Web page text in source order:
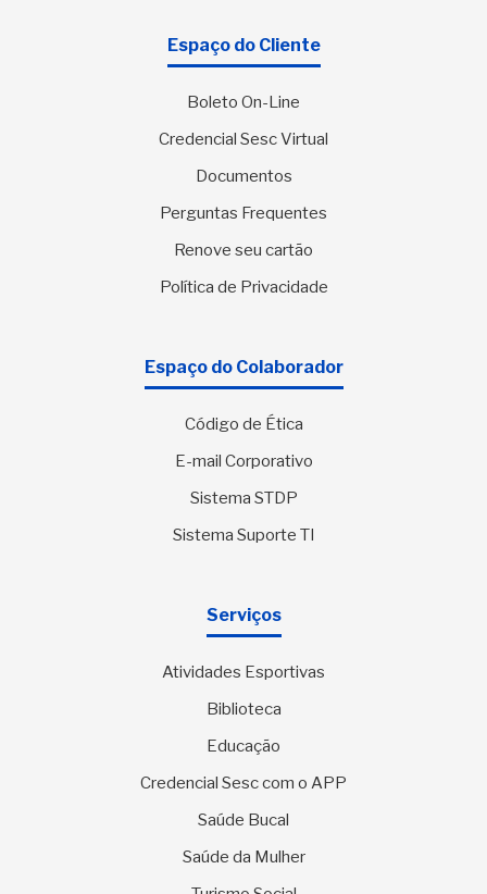
Espaço do Cliente
Boleto On-Line
Credencial Sesc Virtual
Documentos
Perguntas Frequentes
Renove seu cartão
Política de Privacidade
Espaço do Colaborador
Código de Ética
E-mail Corporativo
Sistema STDP
Sistema Suporte TI
Serviços
Atividades Esportivas
Biblioteca
Educação
Credencial Sesc com o APP
Saúde Bucal
Saúde da Mulher